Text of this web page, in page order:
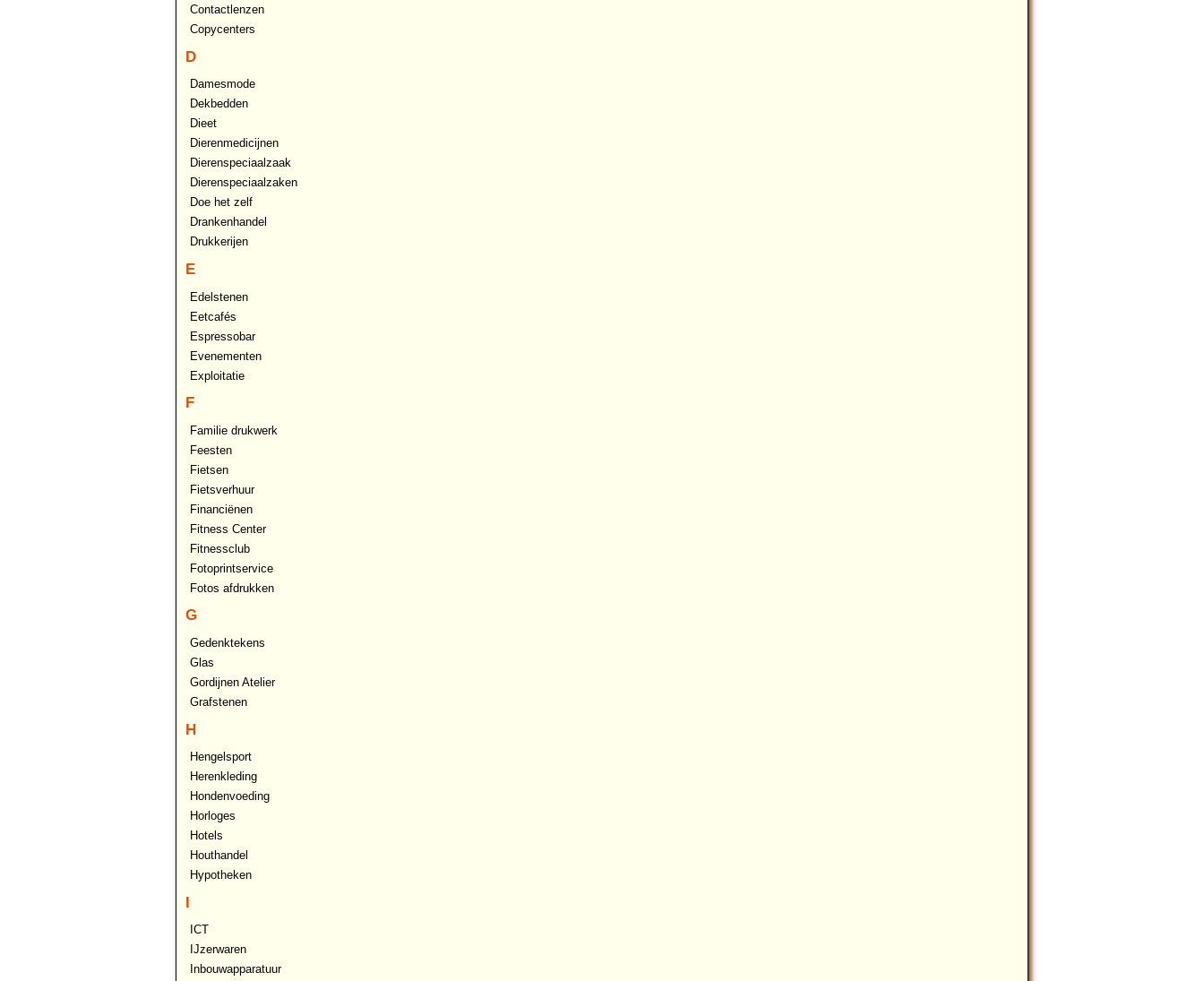
Contactlenzen
Copycenters
D
Damesmode
Dekbedden
Dieet
Dierenmedicijnen
Dierenspeciaalzaak
Dierenspeciaalzaken
Doe het zelf
Drankenhandel
Drukkerijen
E
Edelstenen
Eetcafés
Espressobar
Evenementen
Exploitatie
F
Familie drukwerk
Feesten
Fietsen
Fietsverhuur
Financiënen
Fitness Center
Fitnessclub
Fotoprintservice
Fotos afdrukken
G
Gedenktekens
Glas
Gordijnen Atelier
Grafstenen
H
Hengelsport
Herenkleding
Hondenvoeding
Horloges
Hotels
Houthandel
Hypotheken
I
ICT
IJzerwaren
Inbouwapparatuur